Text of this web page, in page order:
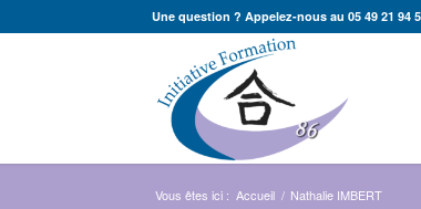
Une question ? Appelez-nous au 05 49 21 94
Vous êtes ici : Accueil / Nathalie IMBERT